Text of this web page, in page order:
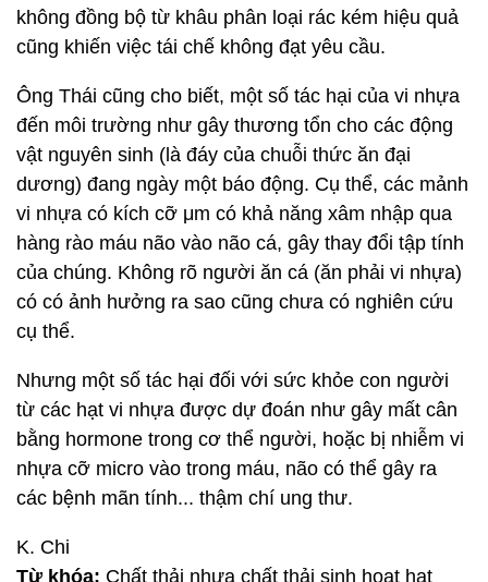
không đồng bộ từ khâu phân loại rác kém hiệu quả
cũng khiến việc tái chế không đạt yêu cầu.
Ông Thái cũng cho biết, một số tác hại của vi nhựa
đến môi trường như gây thương tổn cho các động
vật nguyên sinh (là đáy của chuỗi thức ăn đại
dương) đang ngày một báo động. Cụ thể, các mảnh
vi nhựa có kích cỡ μm có khả năng xâm nhập qua
hàng rào máu não vào não cá, gây thay đổi tập tính
của chúng. Không rõ người ăn cá (ăn phải vi nhựa)
có có ảnh hưởng ra sao cũng chưa có nghiên cứu
cụ thể.
Nhưng một số tác hại đối với sức khỏe con người
từ các hạt vi nhựa được dự đoán như gây mất cân
bằng hormone trong cơ thể người, hoặc bị nhiễm vi
nhựa cỡ micro vào trong máu, não có thể gây ra
các bệnh mãn tính... thậm chí ung thư.
K. Chi
Từ khóa: Chất thải nhựa chất thải sinh hoạt hạt